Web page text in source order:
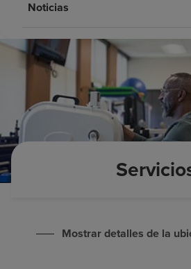
Buscar un centro
Empleos
Pagar mi factura
Noticias
Mostrar detalles de la